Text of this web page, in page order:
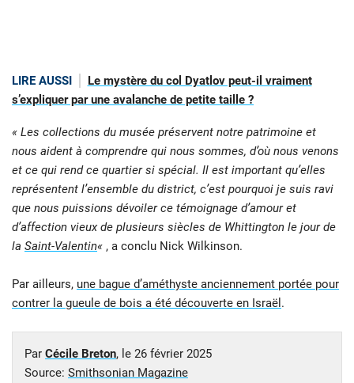
LIRE AUSSI
Le mystère du col Dyatlov peut-il vraiment
s’expliquer par une avalanche de petite taille ?
« Les collections du musée préservent notre patrimoine et
nous aident à comprendre qui nous sommes, d’où nous venons
et ce qui rend ce quartier si spécial. Il est important qu’elles
représentent l’ensemble du district, c’est pourquoi je suis ravi
que nous puissions dévoiler ce témoignage d’amour et
d’affection vieux de plusieurs siècles de Whittington le jour de
la Saint-Valentin« , a conclu Nick Wilkinson.
Par ailleurs, une bague d’améthyste anciennement portée pour
contrer la gueule de bois a été découverte en Israël .
Par Cécile Breton, le 26 février 2025
Source: Smithsonian Magazine